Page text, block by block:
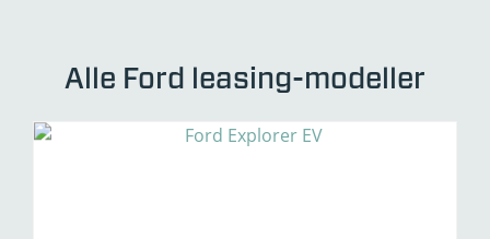
privatleasing af Ford Puma Gen-E en ideel
løsning. Den giver dig friheden til at skifte bil
regelmæssigt og drage fordel af den nyeste
teknologi, samtidig med at du undgår
Alle Ford leasing-modeller